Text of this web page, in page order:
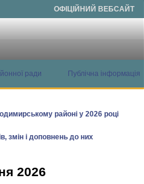
ОФІЦІЙНИЙ ВЕБСАЙТ
ради
Публічна інформація
районі у 2026 році
змін і доповнень до них
2026